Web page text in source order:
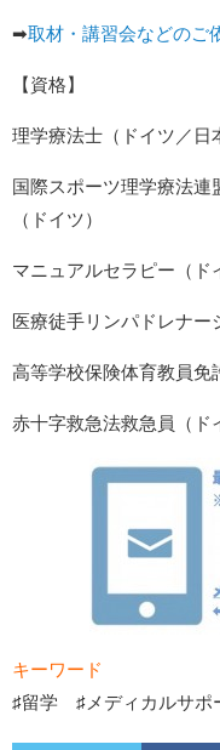
➡︎取材・講習会などのご
【資格】
理学療法士（ドイツ／日
国際スポーツ理学療法連
（ドイツ）
マニュアルセラピー（ド
医療徒手リンパドレナー
高等学校保険体育教員免
赤十字救急法救急員（ド
キーワード
♯留学 ♯メディカルサポ